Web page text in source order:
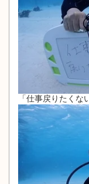
「仕事戻りたく